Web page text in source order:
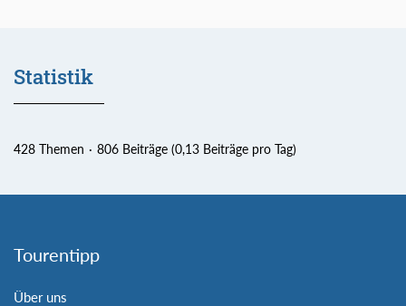
Statistik
428 Themen 806 Beiträge (0,13 Beiträge pro Tag)
Tourentipp
Über uns